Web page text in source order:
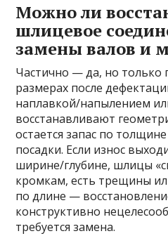
Можно ли
шлицевое
замены валов и
Частично — да, но только
размерах после
наплавкой/напылением
восстанавливают
остается запас по
посадки. Если износ
ширине/глубине, шлицы
кромкам, есть трещины
по длине —
конструктивно
требуется замена.